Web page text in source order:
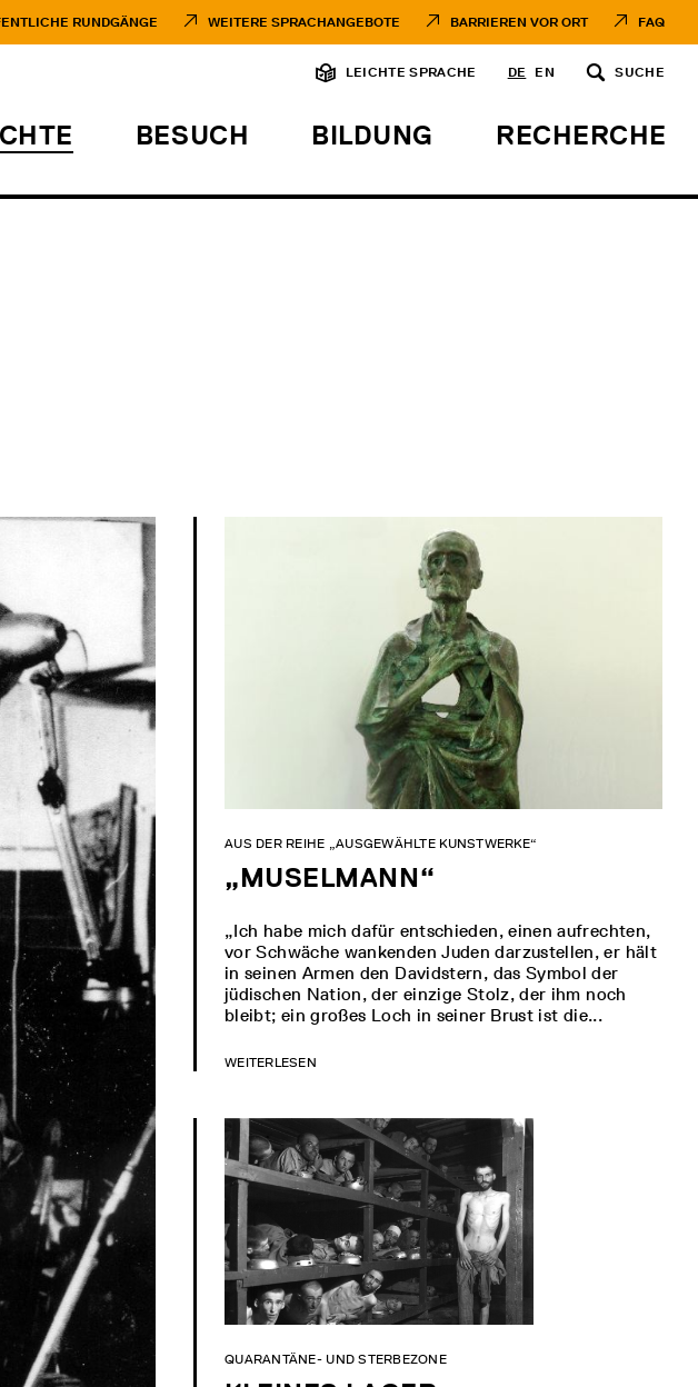
RUNDGÄNGE WEITERE SPRACHANGEBOTE BARRIEREN VOR ORT FAQ
LEICHTE SPRACHE DE EN SUCHE
BESUCH BILDUNG RECHERCHE
„MUSELMANN“
AUS DER REIHE „AUSGEWÄHLTE KUNSTWERKE“
„Ich habe mich dafür entschieden, einen aufrechten,
vor Schwäche wankenden Juden darzustellen, er hält
in seinen Armen den Davidstern, das Symbol der
jüdischen Nation, der einzige Stolz, der ihm noch
bleibt; ein großes Loch in seiner Brust ist die...
WEITERLESEN
QUARANTÄNE- UND STERBEZONE